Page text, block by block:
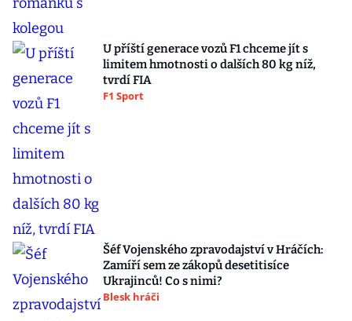
U příští generace vozů F1 chceme jít s
limitem hmotnosti o dalších 80 kg níž,
tvrdí FIA
F1 Sport
Šéf Vojenského zpravodajství v Hráčích:
Zamíří sem ze zákopů desetitisíce
Ukrajinců! Co s nimi?
Blesk hráči